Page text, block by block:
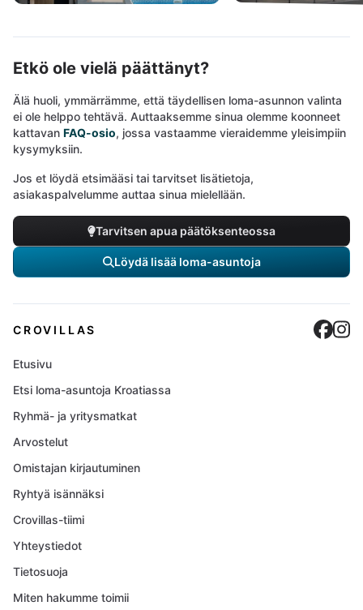
Etkö ole vielä päättänyt?
Älä huoli, ymmärrämme, että täydellisen loma-asunnon valinta
ei ole helppo tehtävä. Auttaaksemme sinua olemme koonneet
kattavan FAQ-osio, jossa vastaamme vieraidemme yleisimpiin
kysymyksiin.
Jos et löydä etsimääsi tai tarvitset lisätietoja,
asiakaspalvelumme auttaa sinua mielellään.
Tarvitsen apua päätöksenteossa
Löydä lisää loma-asuntoja
CROVILLAS
Etusivu
Etsi loma-asuntoja Kroatiassa
Ryhmä- ja yritysmatkat
Arvostelut
Omistajan kirjautuminen
Ryhtyä isännäksi
Crovillas-tiimi
Yhteystiedot
Tietosuoja
Miten hakumme toimii